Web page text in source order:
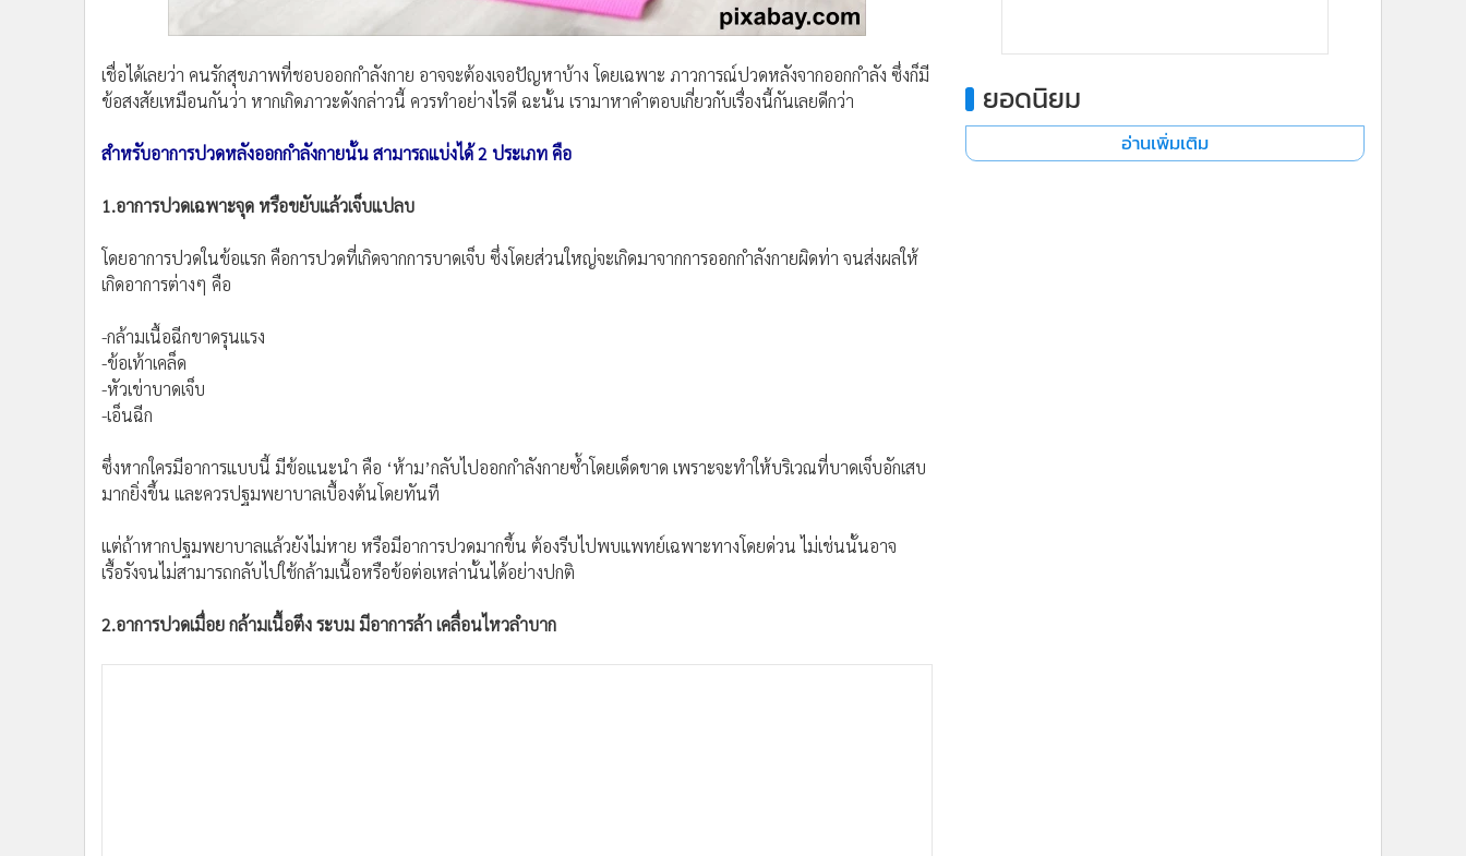
Celeb Onlineเชื่อได้เลยว่า คนรักสุขภาพที่ชอบออกกำลังกาย อาจจะต้องเจอปัญหาบ้าง โดยเฉพาะ ภาวการณ์ปวดหลังจากออกกำลัง ซึ่งก็มี
ข้อสงสัยเหมือนกันว่า หากเกิดภาวะดังกล่าวนี้ ควรทำอย่างไรดี ฉะนั้น เรามาหาคำตอบเกี่ยวกับเรื่องนี้กันเลยดีกว่า
สำหรับอาการปวดหลังออกกำลังกายนั้น สามารถแบ่งได้ 2 ประเภท คือ
1.อาการปวดเฉพาะจุด หรือขยับแล้วเจ็บแปลบ
โดยอาการปวดในข้อแรก คือการปวดที่เกิดจากการบาดเจ็บ ซึ่งโดยส่วนใหญ่จะเกิดมาจากการออกกำลังกายผิดท่า จนส่งผลให้
เกิดอาการต่างๆ คือ
-กล้ามเนื้อฉีกขาดรุนแรง
-ข้อเท้าเคล็ด
-หัวเข่าบาดเจ็บ
-เอ็นฉีก
ซึ่งหากใครมีอาการแบบนี้ มีข้อแนะนำ คือ ‘ห้าม’กลับไปออกกำลังกายซ้ำโดยเด็ดขาด เพราะจะทำให้บริเวณที่บาดเจ็บอักเสบ
มากยิ่งขึ้น และควรปฐมพยาบาลเบื้องต้นโดยทันที
แต่ถ้าหากปฐมพยาบาลแล้วยังไม่หาย หรือมีอาการปวดมากขึ้น ต้องรีบไปพบแพทย์เฉพาะทางโดยด่วน ไม่เช่นนั้นอาจ
เรื้อรังจนไม่สามารถกลับไปใช้กล้ามเนื้อหรือข้อต่อเหล่านั้นได้อย่างปกติ
2.อาการปวดเมื่อย กล้ามเนื้อตึง ระบม มีอาการล้า เคลื่อนไหวลำบาก
ยอดนิยม
อ่านเพิ่มเติม